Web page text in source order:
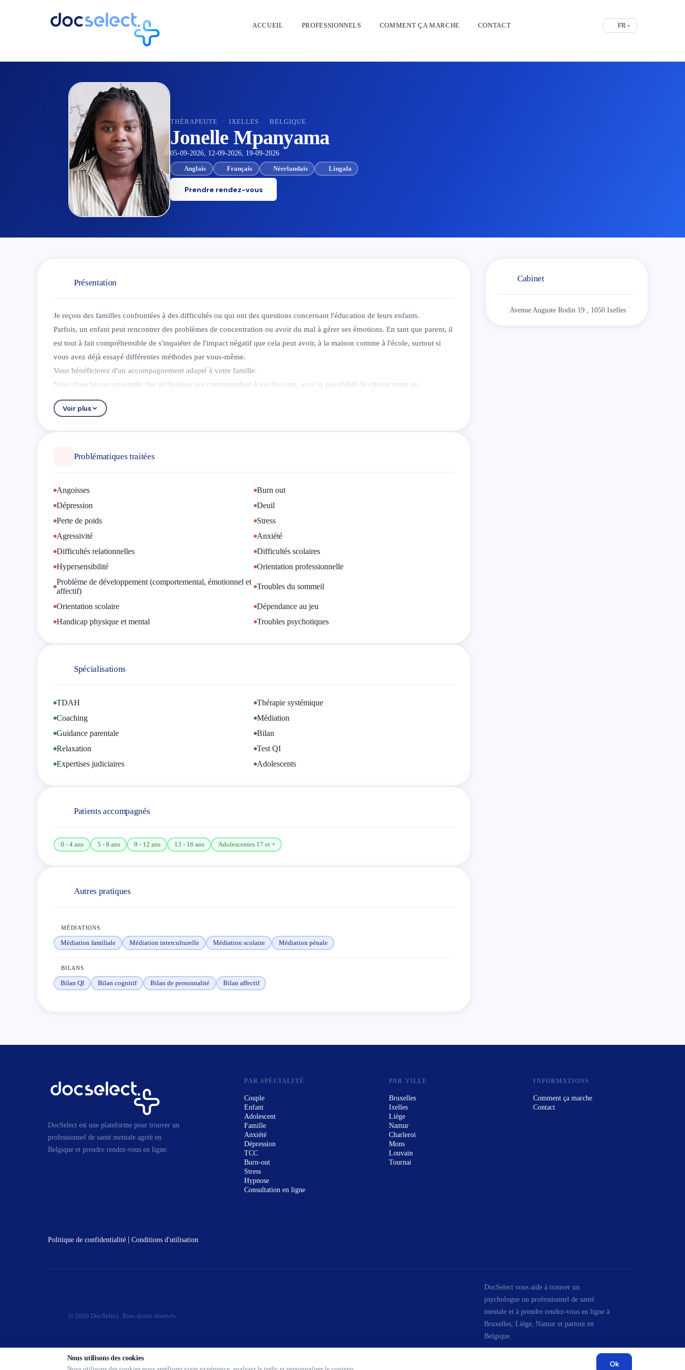
ACCUEIL PROFESSIONNELS COMMENT ÇA MARCHE CONTACT FR
THÉRAPEUTE · IXELLES · BELGIQUE
Jonelle Mpanyama
05-09-2026, 12-09-2026, 19-09-2026
Anglais Français Néerlandais Lingala
Prendre rendez-vous
Présentation
Je reçois des familles confrontées à des difficultés ou qui ont des questions concernant l'éducation de leurs enfants.
Parfois, un enfant peut rencontrer des problèmes de concentration ou avoir du mal à gérer ses émotions. En tant que parent, il
est tout à fait compréhensible de s'inquiéter de l'impact négatif que cela peut avoir, à la maison comme à l'école, surtout si
vous avez déjà essayé différentes méthodes par vous-même.
Vous bénéficierez d'un accompagnement adapté à votre famille.
Nous chercherons ensemble des techniques qui correspondent à vos besoins, avec la possibilité de choisir entre un
accompagnement individuel pour l'enfant ou un accompagnement familial.
Pour moi, il est important que les parents et les enfants se sentent immédiatement soutenus, grâce à une approche personnelle
travaillé en aide de crise pour “Opgroeien”, grâce à mon diplôme en psychologie appliquée. Avec ce bagage professionnel,
Je maîtrise également plusieurs langues, le néerlandais, le français, l’anglais et le lingala.
J'espère pouvoir vous aider et votre famille.
Voir plus
Problématiques traitées
Angoisses
Burn out
Dépression
Deuil
Perte de poids
Stress
Agressivité
Anxiété
Difficultés relationnelles
Difficultés scolaires
Hypersensibilité
Orientation professionnelle
Problème de développement (comportemental, émotionnel et
affectif)
Troubles du sommeil
Orientation scolaire
Dépendance au jeu
Handicap physique et mental
Troubles psychotiques
Spécialisations
TDAH
Thérapie systémique
Coaching
Médiation
Guidance parentale
Bilan
Relaxation
Test QI
Expertises judiciaires
Adolescents
Patients accompagnés
0 - 4 ans 5 - 8 ans 9 - 12 ans 13 - 16 ans Adolescentes 17 et +
Autres pratiques
MÉDIATIONS
Médiation familiale Médiation interculturelle Médiation scolaire Médiation pénale
BILANS
Bilan QI Bilan cognitif Bilan de personnalité Bilan affectif
Cabinet
Avenue Auguste Rodin 19 , 1050 Ixelles
Nous utilisons des cookies
Nous utilisons des cookies pour améliorer votre expérience, analyser le trafic et personnaliser le contenu.
Ok
DocSelect est une plateforme pour trouver un
professionnel de santé mentale agréé en
Belgique et prendre rendez-vous en ligne.
PAR SPÉCIALITÉ
Couple
Enfant
Adolescent
Famille
Anxiété
Dépression
TCC
Burn-out
Stress
Hypnose
Consultation en ligne
PAR VILLE
Bruxelles
Ixelles
Liège
Namur
Charleroi
Mons
Louvain
Tournai
INFORMATIONS
Comment ça marche
Contact
Politique de confidentialité |Conditions d'utilisation
© 2026 DocSelect. Tous droits réservés
DocSelect vous aide à trouver un
psychologue ou professionnel de santé
mentale et à prendre rendez-vous en ligne à
Bruxelles, Liège, Namur et partout en
Belgique.